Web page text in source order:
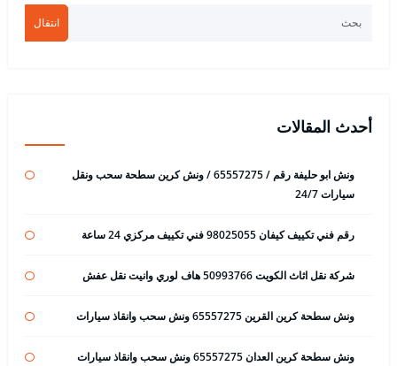
انتقال
أحدث المقالات
ونش ابو حليفة رقم / 65557275 / ونش كرين سطحة سحب ونقل
سيارات 24/7
رقم فني تكييف كيفان 98025055 فني تكييف مركزي 24 ساعة
شركة نقل اثاث الكويت 50993766 هاف لوري وانيت نقل عفش
ونش سطحة كرين القرين 65557275 ونش سحب وانقاذ سيارات
ونش سطحة كرين العدان 65557275 ونش سحب وانقاذ سيارات